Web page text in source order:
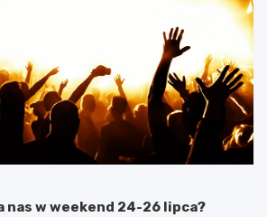
nas w weekend 24-26 lipca?